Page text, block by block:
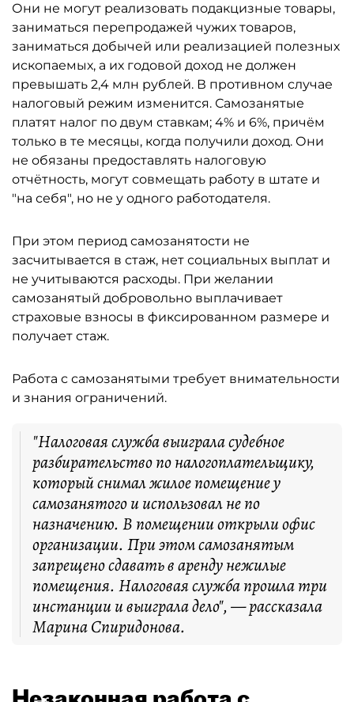
Они не могут реализовать подакцизные товары,
заниматься перепродажей чужих товаров,
заниматься добычей или реализацией полезных
ископаемых, а их годовой доход не должен
превышать 2,4 млн рублей. В противном случае
налоговый режим изменится. Самозанятые
платят налог по двум ставкам; 4% и 6%, причём
только в те месяцы, когда получили доход. Они
не обязаны предоставлять налоговую
отчётность, могут совмещать работу в штате и
"на себя", но не у одного работодателя.
При этом период самозанятости не
засчитывается в стаж, нет социальных выплат и
не учитываются расходы. При желании
самозанятый добровольно выплачивает
страховые взносы в фиксированном размере и
получает стаж.
Работа с самозанятыми требует внимательности
и знания ограничений.
"Налоговая служба выиграла судебное
разбирательство по налогоплательщику,
который снимал жилое помещение у
самозанятого и использовал не по
назначению. В помещении открыли офис
организации. При этом самозанятым
запрещено сдавать в аренду нежилые
помещения. Налоговая служба прошла три
инстанции и выиграла дело", — рассказала
Марина Спиридонова.